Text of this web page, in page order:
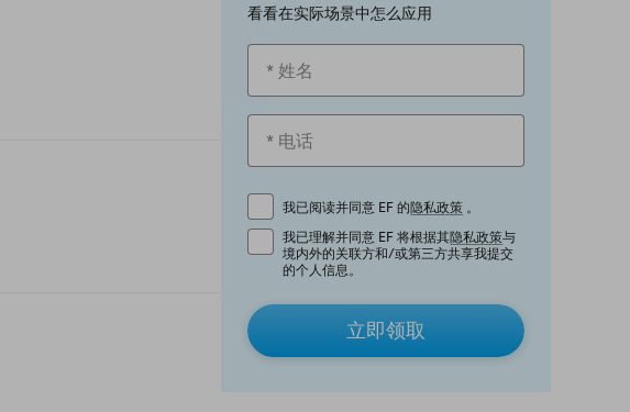
看看在实际场景中怎么应用
我已阅读并同意 EF 的隐私政策 。
我已理解并同意 EF 将根据其隐私政策与
境内外的关联方和/或第三方共享我提交
的个人信息。
立即领取